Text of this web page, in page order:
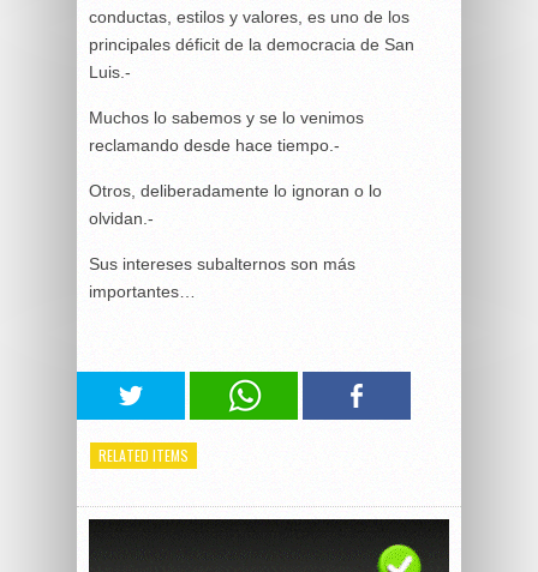
conductas, estilos y valores, es uno de los
principales déficit de la democracia de San
Luis.-
Muchos lo sabemos y se lo venimos
reclamando desde hace tiempo.-
Otros, deliberadamente lo ignoran o lo
olvidan.-
Sus intereses subalternos son más
importantes…
RELATED ITEMS